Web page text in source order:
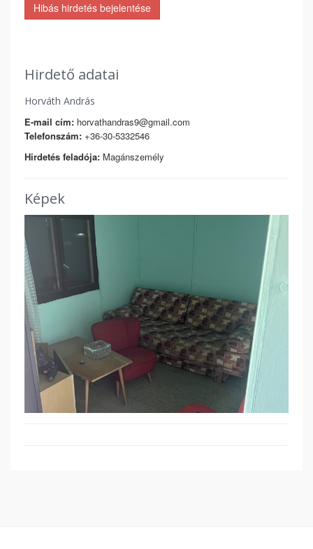
Hibás hirdetés bejelentése
Hirdető adatai
Horváth András
E-mail cím: horvathandras9@gmail.com
Telefonszám: +36-30-5332546
Hirdetés feladója: Magánszemély
Képek